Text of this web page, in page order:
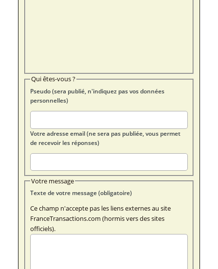
Qui êtes-vous ?
Pseudo (sera publié, n'indiquez pas vos données
personnelles)
Votre adresse email (ne sera pas publiée, vous permet
de recevoir les réponses)
Votre message
Texte de votre message (obligatoire)
Ce champ n'accepte pas les liens externes au site
FranceTransactions.com (hormis vers des sites
officiels).